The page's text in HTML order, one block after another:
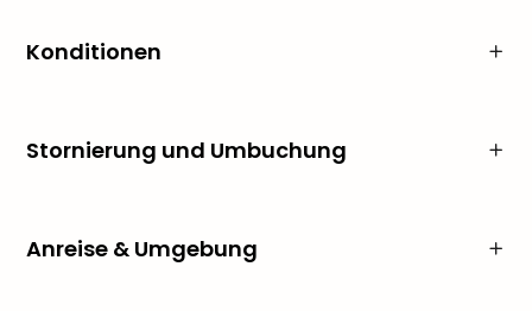
Konditionen
Stornierung und Umbuchung
Anreise & Umgebung